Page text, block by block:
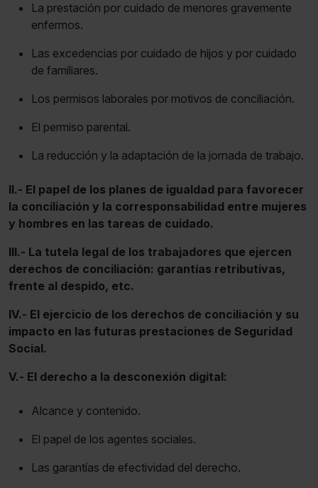
La prestación por cuidado de menores gravemente
enfermos.
Las excedencias por cuidado de hijos y por cuidado
de familiares.
Los permisos laborales por motivos de conciliación.
El permiso parental.
La reducción y la adaptación de la jornada de trabajo.
II.- El papel de los planes de igualdad para favorecer
la conciliación y la corresponsabilidad entre mujeres
y hombres en las tareas de cuidado.
III.- La tutela legal de los trabajadores que ejercen
derechos de conciliación: garantías retributivas,
frente al despido, etc.
IV.- El ejercicio de los derechos de conciliación y su
impacto en las futuras prestaciones de Seguridad
Social.
V.- El derecho a la desconexión digital:
Alcance y contenido.
El papel de los agentes sociales.
Las garantías de efectividad del derecho.